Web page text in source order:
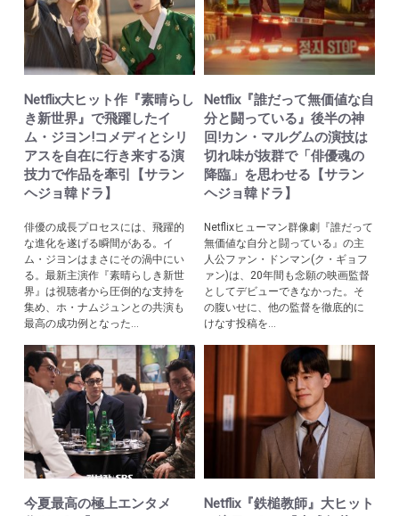
Netflix大ヒット作『素晴らし
き新世界』で飛躍したイ
ム・ジヨン!コメディとシリ
アスを自在に行き来する演
技力で作品を牽引【サラン
ヘジョ韓ドラ】
俳優の成長プロセスには、飛躍的
な進化を遂げる瞬間がある。イ
ム・ジヨンはまさにその渦中にい
る。最新主演作『素晴らしき新世
界』は視聴者から圧倒的な支持を
集め、ホ・ナムジュンとの共演も
最高の成功例となった...
Netflix『誰だって無価値な自
分と闘っている』後半の神
回!カン・マルグムの演技は
切れ味が抜群で「俳優魂の
降臨」を思わせる【サラン
ヘジョ韓ドラ】
Netflixヒューマン群像劇『誰だって
無価値な自分と闘っている』の主
人公ファン・ドンマン(ク・ギョフ
ァン)は、20年間も念願の映画監督
としてデビューできなかった。そ
の腹いせに、他の監督を徹底的に
けなす投稿を...
今夏最高の極上エンタメ
Netflix『鉄槌教師』大ヒット